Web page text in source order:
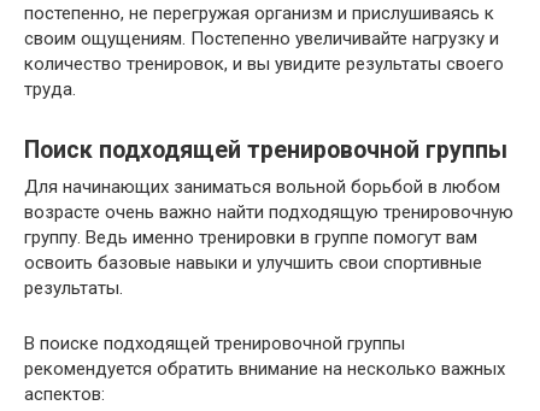
постепенно, не перегружая организм и прислушиваясь к
своим ощущениям. Постепенно увеличивайте нагрузку и
количество тренировок, и вы увидите результаты своего
труда.
Поиск подходящей тренировочной группы
Для начинающих заниматься вольной борьбой в любом
возрасте очень важно найти подходящую тренировочную
группу. Ведь именно тренировки в группе помогут вам
освоить базовые навыки и улучшить свои спортивные
результаты.
В поиске подходящей тренировочной группы
рекомендуется обратить внимание на несколько важных
аспектов: